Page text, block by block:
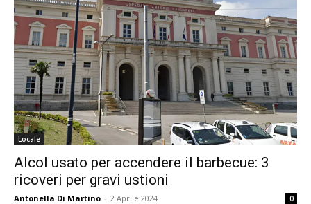
Locale
Alcol usato per accendere il barbecue: 3
ricoveri per gravi ustioni
Antonella Di Martino - 2 Aprile 2024 0